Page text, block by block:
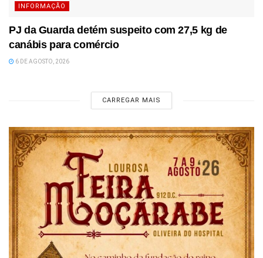
INFORMAÇÃO
PJ da Guarda detém suspeito com 27,5 kg de
canábis para comércio
6 DE AGOSTO, 2026
CARREGAR MAIS